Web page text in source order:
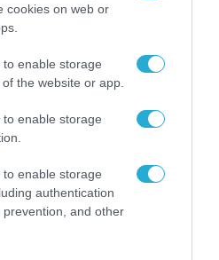
cookies on web or
enable storage
the website or app.
enable storage
enable storage
authentication
and other
πεζοδρόμια» στην
παράνομα
χώρους